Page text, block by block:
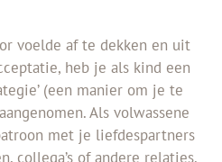
voelde af te dekken en uit
heb je als kind een
(een manier om je te
Als volwassene
met je liefdespartners
collega’s of andere relaties.